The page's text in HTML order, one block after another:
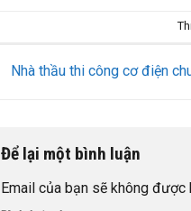
Nhà thầu thi công cơ điện
Để lại một bình luận
Email của bạn sẽ không được